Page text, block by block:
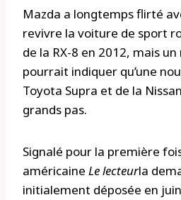
Mazda a longtemps flirté
revivre la voiture de sport
de la RX-8 en 2012, mais
pourrait indiquer qu’une
Toyota Supra et de la
grands pas.
Signalé pour la première
américaine Le lecteurla
initialement déposée en